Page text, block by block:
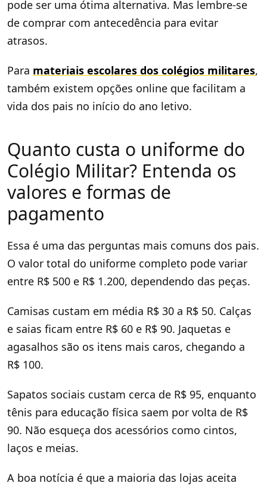
pode ser uma ótima alternativa. Mas lembre-se
de comprar com antecedência para evitar
atrasos.
Para materiais escolares dos colégios militares,
também existem opções online que facilitam a
vida dos pais no início do ano letivo.
Quanto custa o uniforme do
Colégio Militar? Entenda os
valores e formas de
pagamento
Essa é uma das perguntas mais comuns dos pais.
O valor total do uniforme completo pode variar
entre R$ 500 e R$ 1.200, dependendo das peças.
Camisas custam em média R$ 30 a R$ 50. Calças
e saias ficam entre R$ 60 e R$ 90. Jaquetas e
agasalhos são os itens mais caros, chegando a
R$ 100.
Sapatos sociais custam cerca de R$ 95, enquanto
tênis para educação física saem por volta de R$
90. Não esqueça dos acessórios como cintos,
laços e meias.
A boa notícia é que a maioria das lojas aceita